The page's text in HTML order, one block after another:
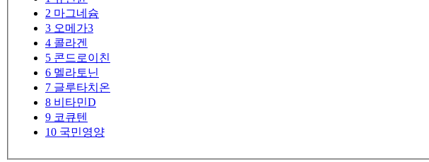
2 마그네슘
3 오메가3
4 콜라겐
5 콘드로이친
6 멜라토닌
7 글루타치온
8 비타민D
9 코큐텐
10 국민영양